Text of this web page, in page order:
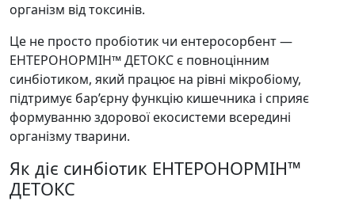
організм від токсинів.
Це не просто пробіотик чи ентеросорбент —
ЕНТЕРОНОРМІН™ ДЕТОКС є повноцінним
синбіотиком, який працює на рівні мікробіому,
підтримує бар’єрну функцію кишечника і сприяє
формуванню здорової екосистеми всередині
організму тварини.
Як діє синбіотик ЕНТЕРОНОРМІН™
ДЕТОКС